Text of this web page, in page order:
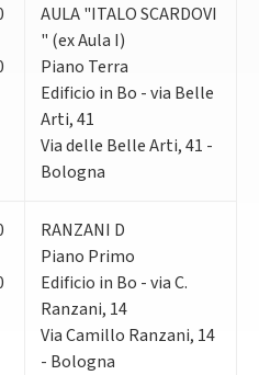
AULA "ITALO SCARDOVI
" (ex Aula I)
Piano Terra
Edificio in Bo - via Belle
Arti, 41
Via delle Belle Arti, 41 -
Bologna
RANZANI D
Piano Primo
Edificio in Bo - via C.
Ranzani, 14
Via Camillo Ranzani, 14
- Bologna